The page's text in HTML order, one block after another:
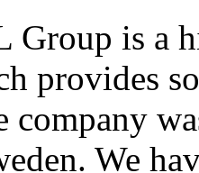
Group is a
provides
company
We